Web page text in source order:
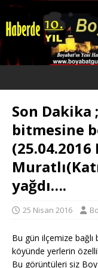
Son Dakika
bitmesine
yağdı….
25 Nisan 2016
Bu gün ilçemize bağlı
köyünde yerlerin
Bu görüntüleri siz